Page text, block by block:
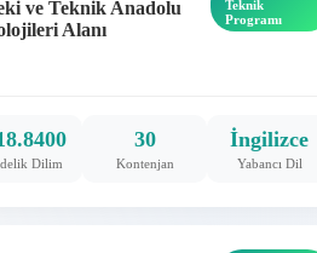
ve Teknik Anadolu
Alanı
Teknik
Programı
Dilim
30
Kontenjan
İngilizce
Yabancı Dil